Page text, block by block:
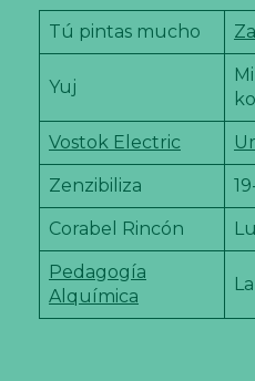
Tú pintas mucho
Yuj
Vostok Electric
Zenzibiliza
Corabel Rincón
Pedagogía
Alquímica